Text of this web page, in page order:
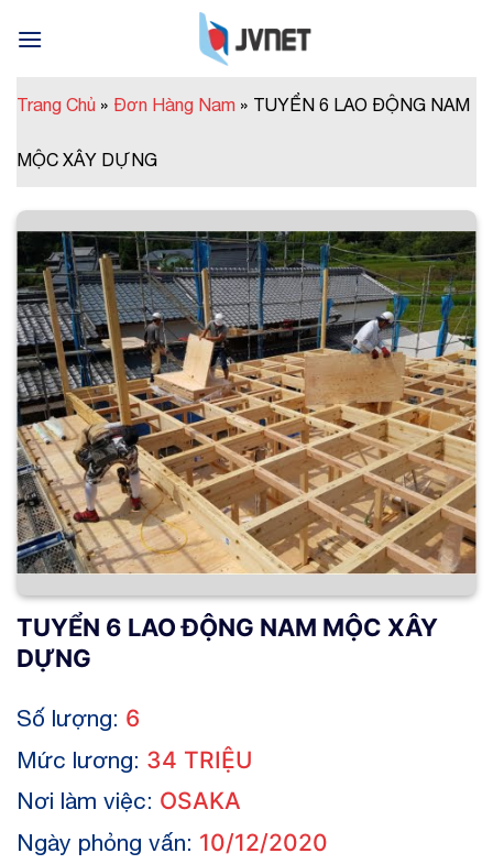
Trang Chủ » Đơn Hàng Nam » TUYỂN 6 LAO ĐỘNG NAM
MỘC XÂY DỰNG
TUYỂN 6 LAO ĐỘNG NAM MỘC XÂY
DỰNG
Số lượng: 6
Mức lương: 34 TRIỆU
Nơi làm việc: OSAKA
Ngày phỏng vấn: 10/12/2020